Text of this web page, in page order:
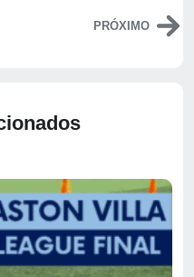
PRÓXIMO